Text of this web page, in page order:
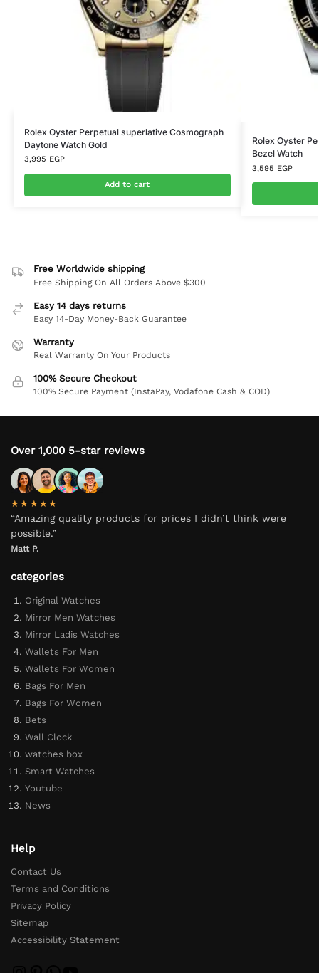
Rolex Oyster Perpetual superlative Cosmograph
Daytone Watch Gold
3,995 EGP
Add to cart
Rolex Oyster
Bezel Watch
3,595 EGP
Free Worldwide shipping
Free Shipping On All Orders Above $300
Easy 14 days returns
Easy 14-Day Money-Back Guarantee
Warranty
Real Warranty On Your Products
100% Secure Checkout
100% Secure Payment (InstaPay, Vodafone Cash & COD)
Over 1,000 5-star reviews
★★★★★
“Amazing quality products for prices I didn’t think were
possible.”
Matt P.
categories
Original Watches
Mirror Men Watches
Mirror Ladis Watches
Wallets For Men
Wallets For Women
Bags For Men
Bags For Women
Bets
Wall Clock
watches box
Smart Watches
Youtube
News
Help
Contact Us
Terms and Conditions
Privacy Policy
Sitemap
Accessibility Statement